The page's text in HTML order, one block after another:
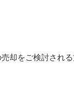
却をご検討され